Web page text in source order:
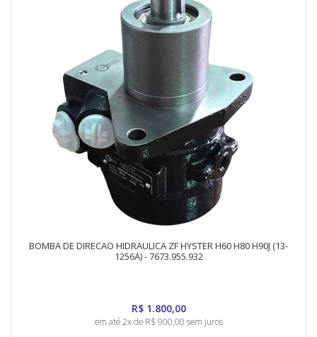
BOMBA DE DIRECAO HIDRAULICA ZF HYSTER H60 H80 H90J (13-
1256A) - 7673.955.932
R$ 1.800,00
em até 2x de R$ 900,00 sem juros